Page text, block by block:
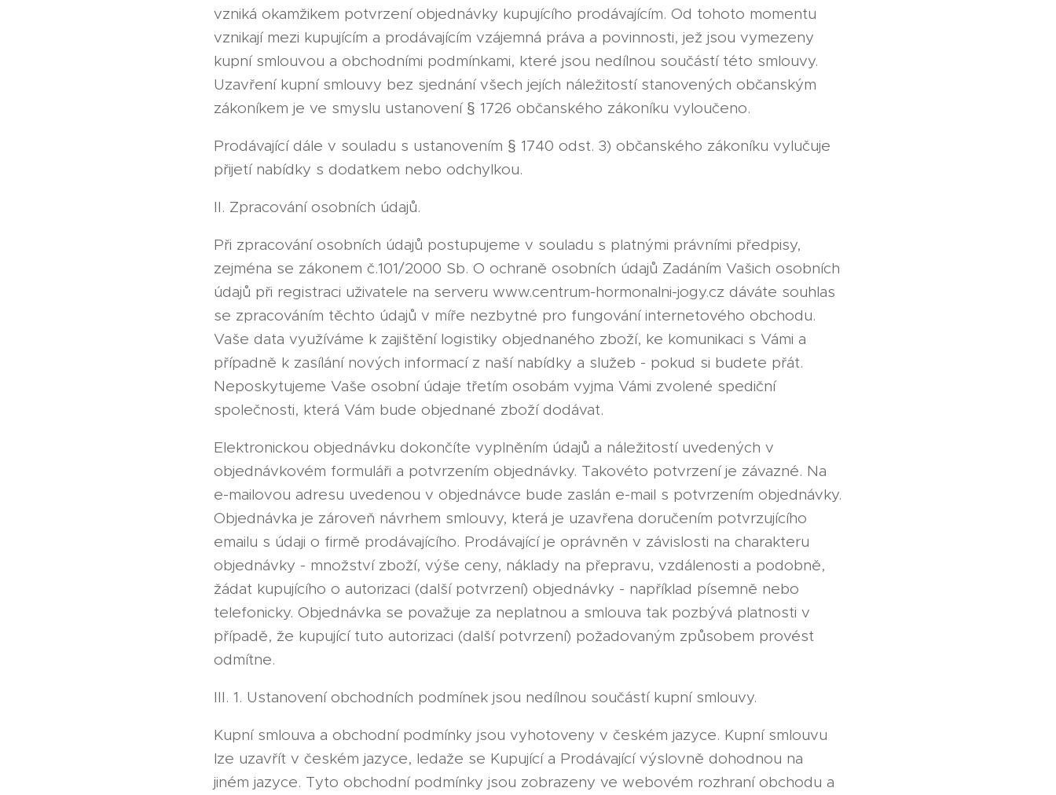
vzniká okamžikem potvrzení objednávky kupujícího prodávajícím. Od tohoto momentu
vznikají mezi kupujícím a prodávajícím vzájemná práva a povinnosti, jež jsou vymezeny
kupní smlouvou a obchodními podmínkami, které jsou nedílnou součástí této smlouvy.
Uzavření kupní smlouvy bez sjednání všech jejích náležitostí stanovených občanským
zákoníkem je ve smyslu ustanovení § 1726 občanského zákoníku vyloučeno.
Prodávající dále v souladu s ustanovením § 1740 odst. 3) občanského zákoníku vylučuje
přijetí nabídky s dodatkem nebo odchylkou.
II. Zpracování osobních údajů.
Při zpracování osobních údajů postupujeme v souladu s platnými právními předpisy,
zejména se zákonem č.101/2000 Sb. O ochraně osobních údajů Zadáním Vašich osobních
údajů při registraci uživatele na serveru www.centrum-hormonalni-jogy.cz dáváte souhlas
se zpracováním těchto údajů v míře nezbytné pro fungování internetového obchodu.
Vaše data využíváme k zajištění logistiky objednaného zboží, ke komunikaci s Vámi a
případně k zasílání nových informací z naší nabídky a služeb - pokud si budete přát.
Neposkytujeme Vaše osobní údaje třetím osobám vyjma Vámi zvolené spediční
společnosti, která Vám bude objednané zboží dodávat.
Elektronickou objednávku dokončíte vyplněním údajů a náležitostí uvedených v
objednávkovém formuláři a potvrzením objednávky. Takovéto potvrzení je závazné. Na
e-mailovou adresu uvedenou v objednávce bude zaslán e-mail s potvrzením objednávky.
Objednávka je zároveň návrhem smlouvy, která je uzavřena doručením potvrzujícího
emailu s údaji o firmě prodávajícího. Prodávající je oprávněn v závislosti na charakteru
objednávky - množství zboží, výše ceny, náklady na přepravu, vzdálenosti a podobně,
žádat kupujícího o autorizaci (další potvrzení) objednávky - například písemně nebo
telefonicky. Objednávka se považuje za neplatnou a smlouva tak pozbývá platnosti v
případě, že kupující tuto autorizaci (další potvrzení) požadovaným způsobem provést
odmítne.
III. 1. Ustanovení obchodních podmínek jsou nedílnou součástí kupní smlouvy.
Kupní smlouva a obchodní podmínky jsou vyhotoveny v českém jazyce. Kupní smlouvu
lze uzavřít v českém jazyce, ledaže se Kupující a Prodávající výslovně dohodnou na
jiném jazyce. Tyto obchodní podmínky jsou zobrazeny ve webovém rozhraní obchodu a